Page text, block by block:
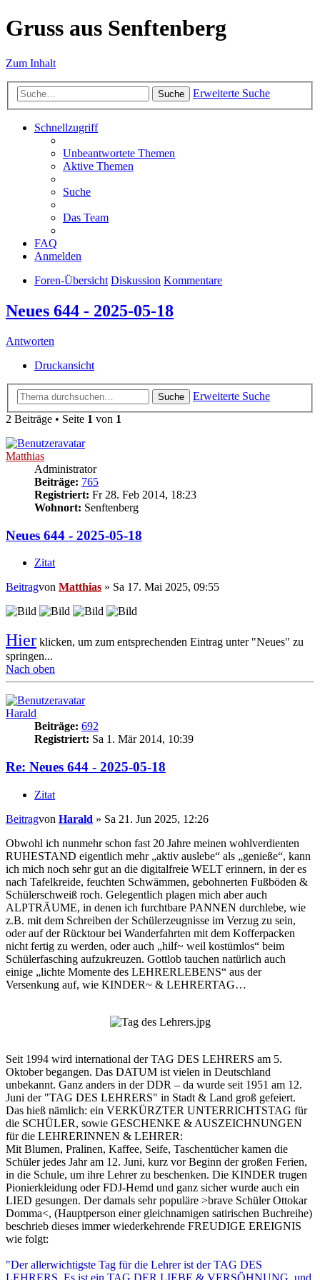
Gruss aus Senftenberg
Zum Inhalt
Suche Erweiterte Suche
Schnellzugriff
Unbeantwortete Themen
Aktive Themen
Suche
Das Team
FAQ
Anmelden
Foren-Übersicht Diskussion Kommentare
Neues 644 - 2025-05-18
Antworten
Druckansicht
Suche
Erweiterte Suche
2 Beiträge • Seite 1 von 1
Matthias
Administrator
Beiträge: 765
Registriert: Fr 28. Feb 2014, 18:23
Wohnort: Senftenberg
Neues 644 - 2025-05-18
Zitat
Beitragvon Matthias » Sa 17. Mai 2025, 09:55
Hier klicken, um zum entsprechenden Eintrag unter "Neues" zu
springen...
Nach oben
Harald
Beiträge: 692
Registriert: Sa 1. Mär 2014, 10:39
Re: Neues 644 - 2025-05-18
Zitat
Beitragvon Harald » Sa 21. Jun 2025, 12:26
Obwohl ich nunmehr schon fast 20 Jahre meinen wohlverdienten
RUHESTAND eigentlich mehr „aktiv auslebe“ als „genieße“, kann
ich mich noch sehr gut an die digitalfreie WELT erinnern, in der es
nach Tafelkreide, feuchten Schwämmen, gebohnerten Fußböden &
Schülerschweiß roch. Gelegentlich plagen mich aber auch
ALPTRÄUME, in denen ich furchtbare PANNEN durchlebe, wie
z.B. mit dem Schreiben der Schülerzeugnisse im Verzug zu sein,
oder auf der Rücktour bei Wanderfahrten mit dem Kofferpacken
nicht fertig zu werden, oder auch „hilf~ weil kostümlos“ beim
Schülerfasching aufzukreuzen. Gottlob tauchen natürlich auch
einige „lichte Momente des LEHRERLEBENS“ aus der
Versenkung auf, wie KINDER~ & LEHRERTAG…
Seit 1994 wird international der TAG DES LEHRERS am 5.
Oktober begangen. Das DATUM ist vielen in Deutschland
unbekannt. Ganz anders in der DDR – da wurde seit 1951 am 12.
Juni der "TAG DES LEHRERS" in Stadt & Land groß gefeiert.
Das hieß nämlich: ein VERKÜRZTER UNTERRICHTSTAG für
die SCHÜLER, sowie GESCHENKE & AUSZEICHNUNGEN
für die LEHRERINNEN & LEHRER:
Mit Blumen, Pralinen, Kaffee, Seife, Taschentücher kamen die
Schüler jedes Jahr am 12. Juni, kurz vor Beginn der großen Ferien,
in die Schule, um ihre Lehrer zu beschenken. Die KINDER trugen
Pionierkleidung oder FDJ-Hemd und ganz sicher wurde auch ein
LIED gesungen. Der damals sehr populäre >brave Schüler Ottokar
Domma<, (Hauptperson einer gleichnamigen satirischen Buchreihe)
beschrieb dieses immer wiederkehrende FREUDIGE EREIGNIS
wie folgt:
"Der allerwichtigste Tag für die Lehrer ist der TAG DES
LEHRERS. Es ist ein TAG DER LIEBE & VERSÖHNUNG, und